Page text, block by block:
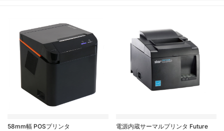
58mm幅 POSプリンタ
電源内蔵サーマルプリンタ Future